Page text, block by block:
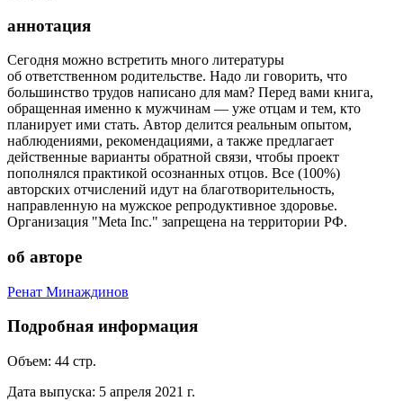
аннотация
Сегодня можно встретить много литературы
об ответственном родительстве. Надо ли говорить, что
большинство трудов написано для мам? Перед вами книга,
обращенная именно к мужчинам — уже отцам и тем, кто
планирует ими стать. Автор делится реальным опытом,
наблюдениями, рекомендациями, а также предлагает
действенные варианты обратной связи, чтобы проект
пополнялся практикой осознанных отцов. Все (100%)
авторских отчислений идут на благотворительность,
направленную на мужское репродуктивное здоровье.
Организация "Meta Inc." запрещена на территории РФ.
об авторе
Ренат Минаждинов
Подробная информация
Объем: 44 стр.
Дата выпуска: 5 апреля 2021 г.